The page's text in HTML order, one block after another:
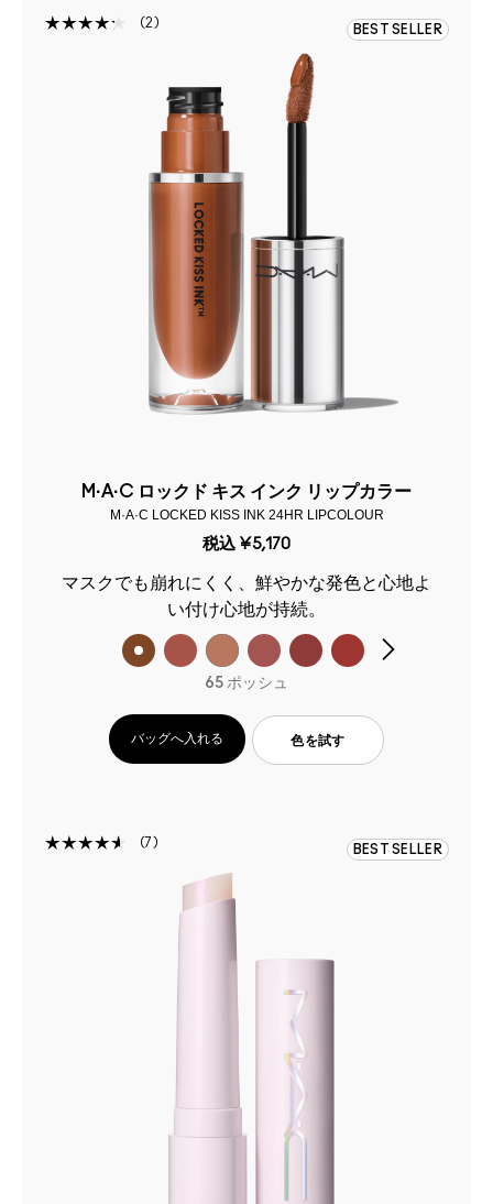
2 BEST SELLER
M·A·C ロックド キス インク リップカラー
M·A·C LOCKED KISS INK 24HR LIPCOLOUR
税込 ¥5,170
マスクでも崩れにくく、鮮やかな発色と心地よ
い付け心地が持続。
65 ポッシュ
バッグへ入れる 色を試す
7 BEST SELLER